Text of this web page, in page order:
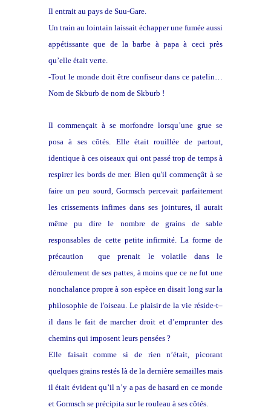
Il entrait au pays de Suu-Gare.
Un train au lointain laissait échapper une fumée aussi
appétissante que de la barbe à papa à ceci près
qu’elle était verte.
-Tout le monde doit être confiseur dans ce patelin…
Nom de Skburb de nom de Skburb !
Il commençait à se morfondre lorsqu’une grue se
posa à ses côtés. Elle était rouillée de partout,
identique à ces oiseaux qui ont passé trop de temps à
respirer les bords de mer. Bien qu'il commençât à se
faire un peu sourd, Gormsch percevait parfaitement
les crissements infimes dans ses jointures, il aurait
même pu dire le nombre de grains de sable
responsables de cette petite infirmité. La forme de
précaution que prenait le volatile dans le
déroulement de ses pattes, à moins que ce ne fut une
nonchalance propre à son espèce en disait long sur la
philosophie de l'oiseau. Le plaisir de la vie réside-t–
il dans le fait de marcher droit et d’emprunter des
chemins qui imposent leurs pensées ?
Elle faisait comme si de rien n’était, picorant
quelques grains restés là de la dernière semailles mais
il était évident qu’il n’y a pas de hasard en ce monde
et Gormsch se précipita sur le rouleau à ses côtés.